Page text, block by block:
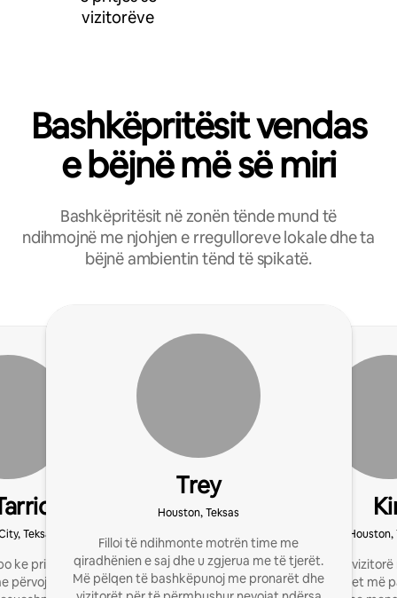
vizitorëve
Bashkëpritësit vendas
e bëjnë më së miri
Bashkëpritësit në zonën tënde mund të
ndihmojnë me njohjen e rregulloreve lokale dhe ta
bëjnë ambientin tënd të spikatë.
Teksas
ke pritur vizitorë apo
përvojë që kërkon
Trey
Houston, Teksas
Filloi të ndihmonte motrën time me
qiradhënien e saj dhe u zgjerua me të tjerët.
Më pëlqen të bashkëpunoj me pronarët dhe
Houston,
Fillova të pres
rreth dhjetë vjet më